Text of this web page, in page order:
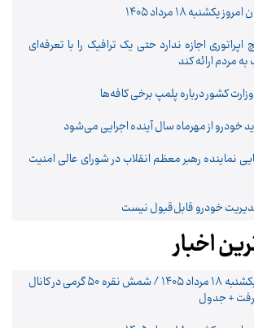
۱۸ مرداد ۱۴۰۵
اپراتوری اجازه ندارد حتی یک ترافیک را با تعرفه‌ای
مردم ارائه کند
کشور درباره پلمپ برخی کافه‌ها
خودرو از مهرماه سال آینده اجرایی می‌شود
نماینده رهبر معظم انقلاب در شورای عالی امنیت
خودرو قابل‌قبول نیست
اخبار
قیمت نقره امروز یکشنبه ۱۸ مرداد ۱۴۰۵ / شمش نقره ۵۰ گرمی در کانال